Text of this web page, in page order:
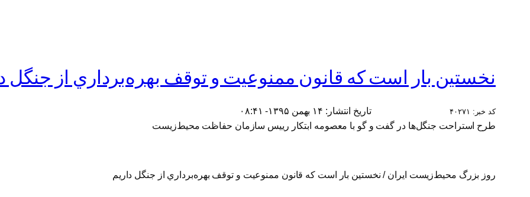
نخستين بار است كه قانون ممنوعيت و توقف بهره‌برداري از جنگل
کد خبر: ۴۰۲۷۱ تاریخ انتشار: ۱۴ بهمن ۱۳۹۵- ۰۸:۴۱
طرح استراحت جنگل‌ها در گفت و گو با معصومه ابتکار رييس سازمان حفاظت محيط‌زيست
روز بزرگ محيط‌زيست ايران / نخستين بار است كه قانون ممنوعيت و توقف بهره‌برداري از جنگل داريم